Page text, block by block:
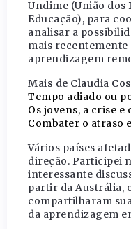
Undime (União
Educação), para
analisar a
mais
aprendizagem
Mais de Claudia
Tempo adiado ou
Os jovens, a crise e
Combater o atraso
Vários países
direção. Participei
interessante
partir da Austrália,
compartilharam
da aprendizagem